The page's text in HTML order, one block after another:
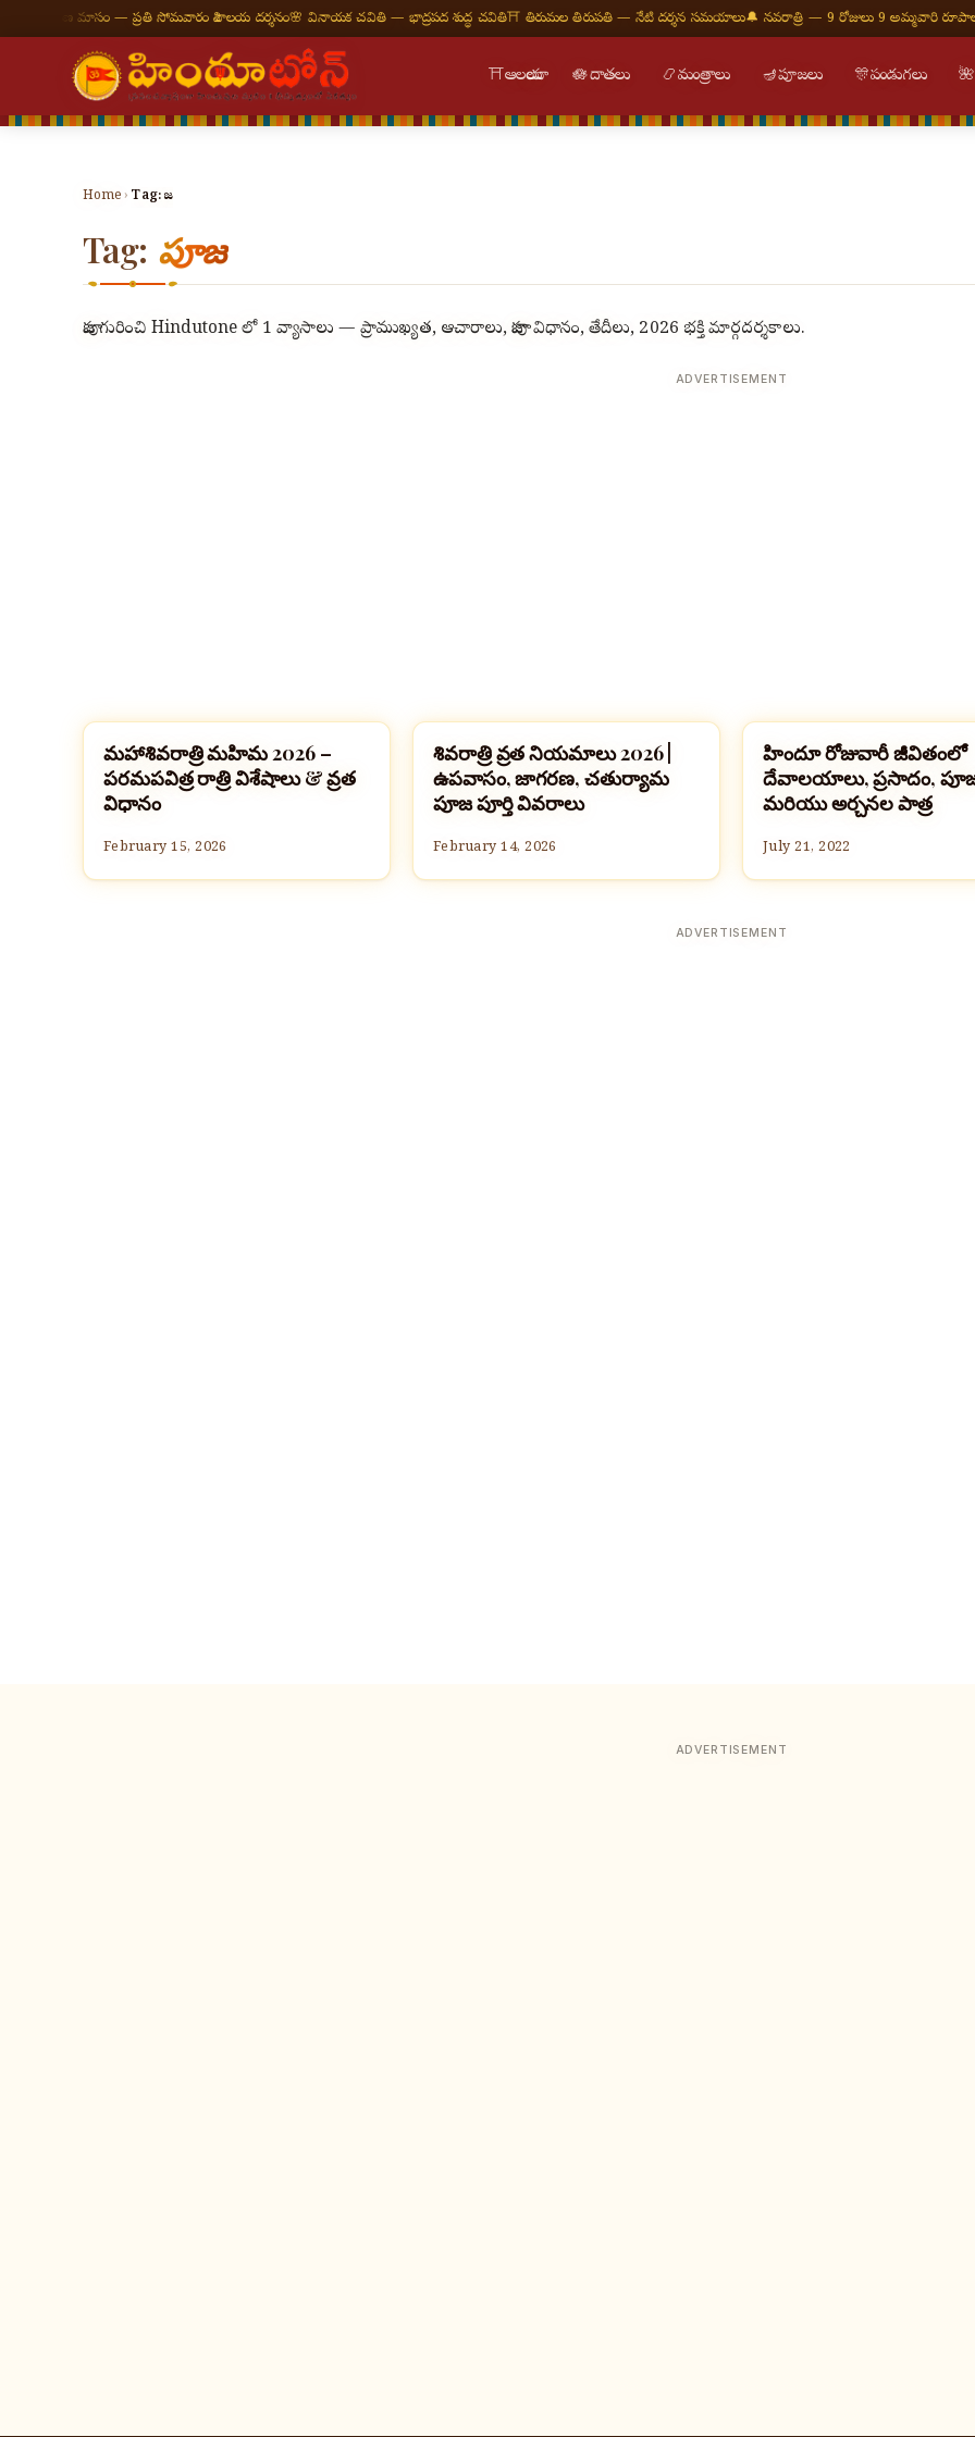
శ్రావణ మాసం — ప్రతి సోమవారం శివాలయ దర్శనం🌸 వినాయక చవితి — భాద్రపద శుద్ధ చవితి⛩ తిరుమల తిరుపతి — నేటి దర్శన సమయాలు🔔 నవరాత్రి — 9 రోజులు 9 అమ్మవారి రూపాలు🕉
⛩ఆలయాలు 🪷దాతలు 📿మంత్రాలు 🪔పూజలు 🎊పండుగలు 🌺
Home › Tag:పూజ
Tag: పూజ
పూజ గురించి Hindutone లో 1 వ్యాసాలు — ప్రాముఖ్యత, ఆచారాలు, పూజా విధానం, తేదీలు, 2026 భక్తి మార్గదర్శకాలు.
ADVERTISEMENT
HOMEBANNER
మహాశివరాత్రి మహిమ 2026 –
పరమపవిత్ర రాత్రి విశేషాలు & వ్రత
విధానం
February 15, 2026
HOMEBANNER
శివరాత్రి వ్రత నియమాలు 2026 |
ఉపవాసం, జాగరణ, చతుర్యామ
పూజ పూర్తి వివరాలు
February 14, 2026
జీవనశైలి
హిందూ రోజువారీ జీవితంలో
దేవాలయాలు, ప్రసాదం,
మరియు అర్చనల పాత్ర
July 21, 2022
ADVERTISEMENT
ADVERTISEMENT